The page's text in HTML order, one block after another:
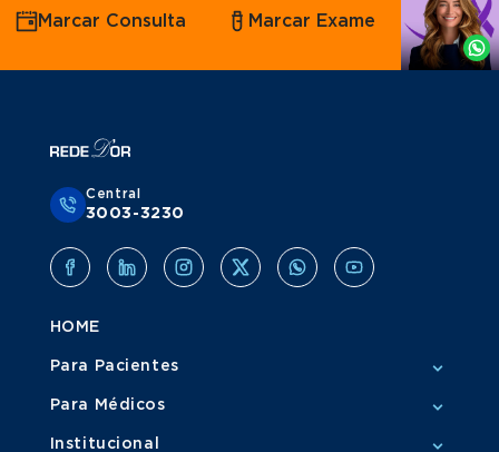
por
Whatsapp
Marcar Consulta Marcar Exame
Central
3003-3230
HOME
Para Pacientes
Para Médicos
Institucional